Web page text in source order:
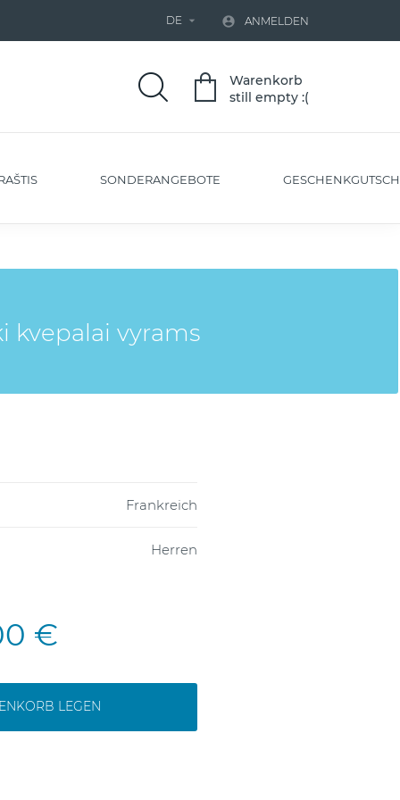
DE   ANMELDEN
Warenkorb
still empty :(
SONDERANGEBOTE
kvepalai vyrams
Frankreich
Herren
€
LEGEN